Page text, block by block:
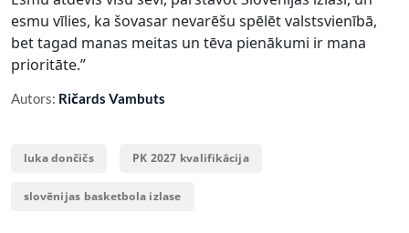
esmu vīlies, ka šovasar nevarēšu spēlēt valstsvienībā,
bet tagad manas meitas un tēva pienākumi ir mana
prioritāte.”
Autors: Ričards Vambuts
luka dončičs PK 2027 kvalifikācija
slovēnijas basketbola izlase